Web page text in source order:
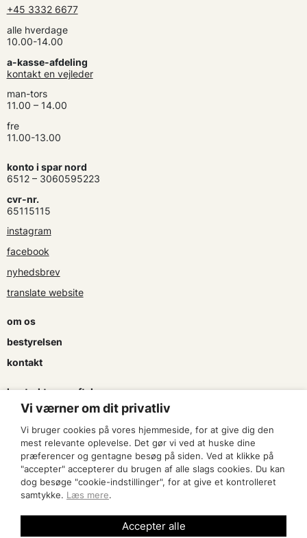
+45 3332 6677
alle hverdage
10.00-14.00
a-kasse-afdeling
kontakt en vejleder
man-tors
11.00 – 14.00
fre
11.00-13.00
konto i spar nord
6512 – 3060595223
cvr-nr.
65115115
instagram
facebook
nyhedsbrev
translate website
om os
bestyrelsen
kontakt
kontrakter og aftaler
søg tilskud
presse & logo
bliv medlem
Vi værner om dit privatliv
Vi bruger cookies på vores hjemmeside, for at give dig den
mest relevante oplevelse. Det gør vi ved at huske dine
præferencer og gentagne besøg på siden. Ved at klikke på
"accepter" accepterer du brugen af alle slags cookies. Du kan
dog besøge "cookie-indstillinger", for at give et kontrolleret
samtykke. Læs mere.
Accepter alle